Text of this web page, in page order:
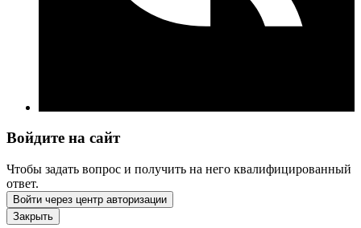
Войдите на сайт
Чтобы задать вопрос и получить на него квалифицированный
ответ.
Войти через центр авторизации
Закрыть